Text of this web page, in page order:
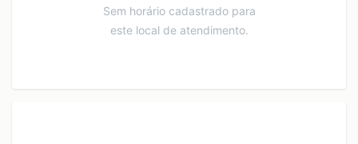
Sem horário cadastrado para
este local de atendimento.